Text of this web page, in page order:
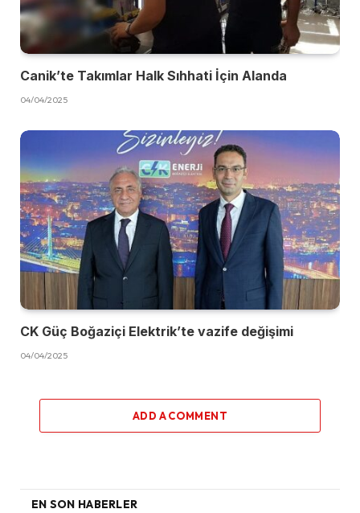
Canik’te Takımlar Halk Sıhhati İçin Alanda
04/04/2025
CK Güç Boğaziçi Elektrik’te vazife değişimi
04/04/2025
ADD A COMMENT
EN SON HABERLER